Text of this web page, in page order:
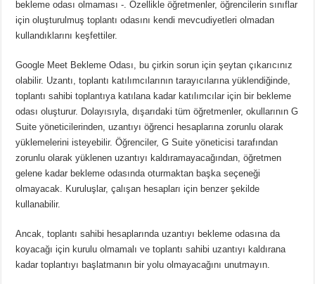
bekleme odası olmaması -.Özellikle öğretmenler, öğrencilerin sınıflar
için oluşturulmuş toplantı odasını kendi mevcudiyetleri olmadan
kullandıklarını keşfettiler.
Google Meet Bekleme Odası, bu çirkin sorun için şeytan çıkarıcınız
olabilir. Uzantı, toplantı katılımcılarının tarayıcılarına yüklendiğinde,
toplantı sahibi toplantıya katılana kadar katılımcılar için bir bekleme
odası oluşturur. Dolayısıyla, dışarıdaki tüm öğretmenler, okullarının G
Suite yöneticilerinden, uzantıyı öğrenci hesaplarına zorunlu olarak
yüklemelerini isteyebilir.Öğrenciler, G Suite yöneticisi tarafından
zorunlu olarak yüklenen uzantıyı kaldıramayacağından, öğretmen
gelene kadar bekleme odasında oturmaktan başka seçeneği
olmayacak. Kuruluşlar, çalışan hesapları için benzer şekilde
kullanabilir.
Ancak, toplantı sahibi hesaplarında uzantıyı bekleme odasına da
koyacağı için kurulu olmamalı ve toplantı sahibi uzantıyı kaldırana
kadar toplantıyı başlatmanın bir yolu olmayacağını unutmayın.